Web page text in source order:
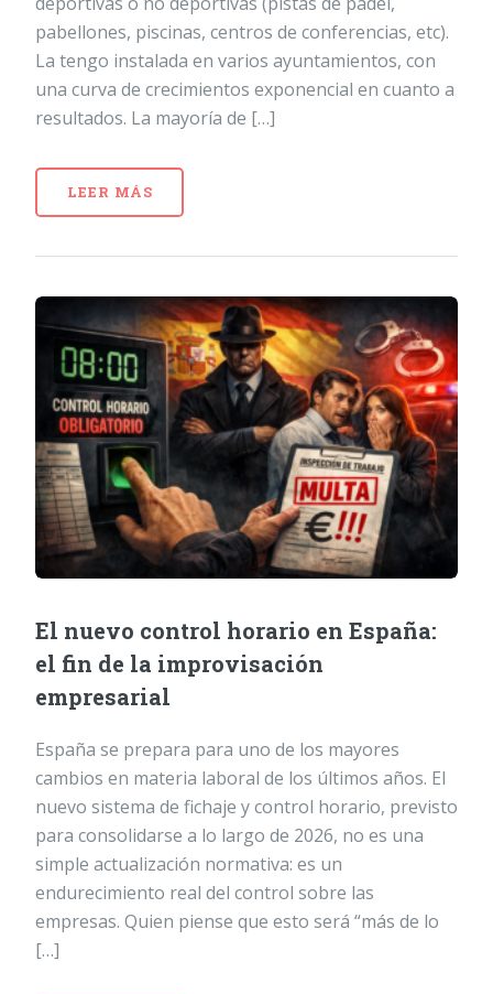
pabellones, piscinas, centros de conferencias, etc).
La tengo instalada en varios ayuntamientos, con
una curva de crecimientos exponencial en cuanto a
resultados. La mayoría de […]
LEER MÁS
El nuevo control horario en España:
el fin de la improvisación
empresarial
España se prepara para uno de los mayores
cambios en materia laboral de los últimos años. El
nuevo sistema de fichaje y control horario, previsto
para consolidarse a lo largo de 2026, no es una
simple actualización normativa: es un
endurecimiento real del control sobre las
empresas. Quien piense que esto será “más de lo
[…]